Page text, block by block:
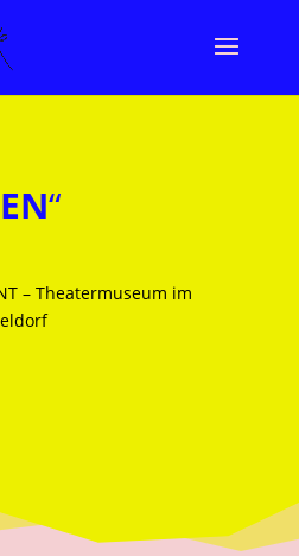
“
– Theatermuseum im